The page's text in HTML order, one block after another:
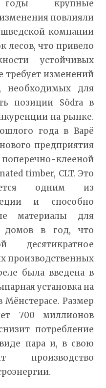
крупные
повлияли
компании
лесов, что привело
устойчивых
требует изменений
необходимых для
позиции Södra в
на рынке.
года в Варё
предприятия
поперечно-клееной
timber, CLT. Это
одним из
и способно
материалы для
в год, что
десятикратное
производственных
была введена в
установка на
Размер
700 миллионов
потребление
пара и, в свою
производство